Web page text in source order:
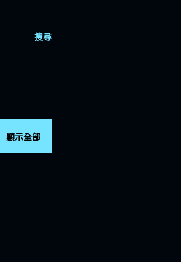
搜尋
顯示全部